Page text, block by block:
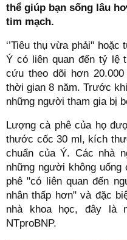
thể giúp bạn sống lâu
tim mạch.
‘’Tiêu thụ vừa phải"
Ý có liên quan đến tỷ lệ
cứu theo dõi hơn
thời gian 8 năm. Trước
những người tham gia bị
Lượng cà phê của họ
thước cốc 30 ml, kích
chuẩn của Ý. Các nhà
những người không uống
phê "có liên quan đến
nhân thấp hơn" và đặc
nhà khoa học, đây là
NTproBNP.